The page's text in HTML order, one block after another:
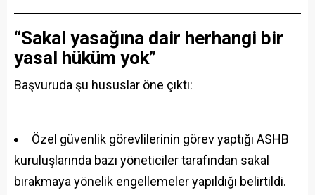
“Sakal yasağına dair herhangi bir
yasal hüküm yok”
Başvuruda şu hususlar öne çıktı:
Özel güvenlik görevlilerinin görev yaptığı ASHB
kuruluşlarında bazı yöneticiler tarafından sakal
bırakmaya yönelik engellemeler yapıldığı belirtildi.